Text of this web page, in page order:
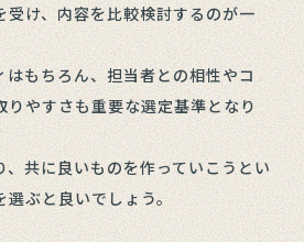
受け、内容を比較検討するのが一
もちろん、担当者との相性やコ
りやすさも重要な選定基準となり
、共に良いものを作っていこうとい
選ぶと良いでしょう。